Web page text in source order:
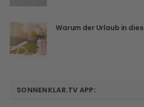
Warum der Urlaub in
SONNENKLAR.TV APP: